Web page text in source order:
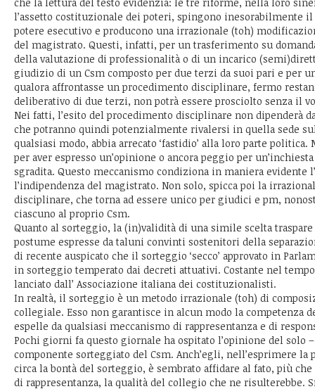
che la lettura del testo evidenzia: le tre riforme, nella loro
l’assetto costituzionale dei poteri, spingono inesorabilmente
potere esecutivo e producono una irrazionale (toh)
del magistrato. Questi, infatti, per un trasferimento su
della valutazione di professionalità o di un incarico
giudizio di un Csm composto per due terzi da suoi pari e per
qualora affrontasse un procedimento disciplinare, fermo
deliberativo di due terzi, non potrà essere prosciolto senza il
Nei fatti, l’esito del procedimento disciplinare non dipenderà
che potranno quindi potenzialmente rivalersi in quella sede
qualsiasi modo, abbia arrecato ‘fastidio’ alla loro parte
per aver espresso un’opinione o ancora peggio per
sgradita. Questo meccanismo condiziona in maniera evidente
l’indipendenza del magistrato. Non solo, spicca poi la
disciplinare, che torna ad essere unico per giudici e pm,
ciascuno al proprio Csm.
Quanto al sorteggio, la (in)validità di una simile scelta
postume espresse da taluni convinti sostenitori della
di recente auspicato che il sorteggio ‘secco’ approvato in
in sorteggio temperato dai decreti attuativi. Costante nel
lanciato dall’ Associazione italiana dei costituzionalisti.
In realtà, il sorteggio è un metodo irrazionale (toh) di
collegiale. Esso non garantisce in alcun modo la competenza
espelle da qualsiasi meccanismo di rappresentanza e di
Pochi giorni fa questo giornale ha ospitato l’opinione del solo
componente sorteggiato del Csm. Anch’egli, nell’esprimere la
circa la bontà del sorteggio, è sembrato affidare al fato, più
di rappresentanza, la qualità del collegio che ne risulterebbe.